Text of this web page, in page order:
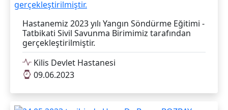
Hastanemiz 2023 yılı Yangın Söndürme Eğitimi -
Tatbikati Sivil Savunma Birimimiz tarafından
gerçekleştirilmiştir.
Kilis Devlet Hastanesi
09.06.2023